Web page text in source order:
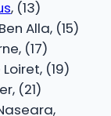
, (13)
Alla, (15)
(17)
(19)
(21)